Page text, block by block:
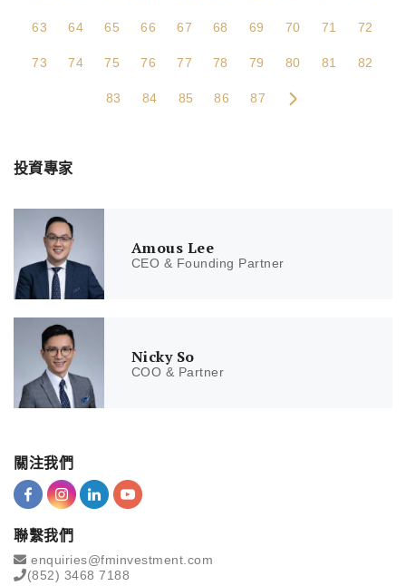
63 64 65 66 67 68 69 70 71 72
73 74 75 76 77 78 79 80 81 82
83 84 85 86 87
投資專家
Amous Lee
CEO & Founding Partner
Nicky So
COO & Partner
關注我們
聯繫我們
enquiries@fminvestment.com
(852) 3468 7188